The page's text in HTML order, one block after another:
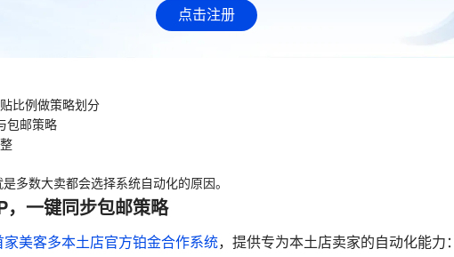
点击注册
比例做策略划分
包邮策略
多数大卖都会选择系统自动化的原因。
一键同步包邮策略
家美客多本土店官方铂金合作系统，提供专为本土店卖家的自动化能力：